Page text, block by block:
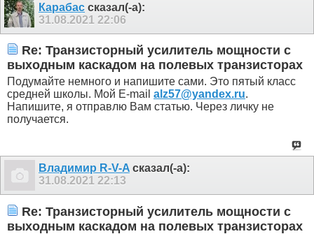
Карабас сказал(-а):
31.08.2021 22:06
Re: Транзисторный усилитель мощности с
выходным каскадом на полевых транзисторах
Подумайте немного и напишите сами. Это пятый класс
средней школы. Мой E-mail alz57@yandex.ru.
Напишите, я отправлю Вам статью. Через личку не
получается.
Владимир R-V-A сказал(-а):
31.08.2021 22:13
Re: Транзисторный усилитель мощности с
выходным каскадом на полевых транзисторах